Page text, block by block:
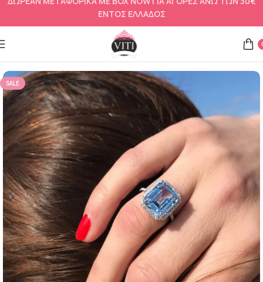
Αρχική σελίδα Δαχτυλίδια
SALE
ΕΝΤΟΣ ΕΛΛΑΔΟΣ